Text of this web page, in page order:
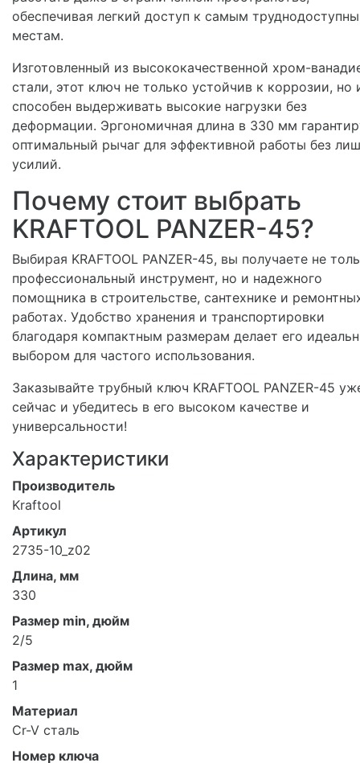
обеспечивая легкий доступ к самым
местам.
Изготовленный из высококачественной хром-
стали, этот ключ не только устойчив к коррозии, но
способен выдерживать высокие нагрузки без
деформации. Эргономичная длина в 330 мм
оптимальный рычаг для эффективной работы без
усилий.
Почему стоит выбрать
KRAFTOOL PANZER-45?
Выбирая KRAFTOOL PANZER-45, вы получаете не
профессиональный инструмент, но и надежного
помощника в строительстве, сантехнике и
работах. Удобство хранения и транспортировки
благодаря компактным размерам делает его
выбором для частого использования.
Заказывайте трубный ключ KRAFTOOL PANZER-45
сейчас и убедитесь в его высоком качестве и
универсальности!
Характеристики
Производитель
Kraftool
Артикул
2735-10_z02
Длина, мм
330
Размер min, дюйм
2/5
Размер max, дюйм
1
Материал
Cr-V сталь
Номер ключа